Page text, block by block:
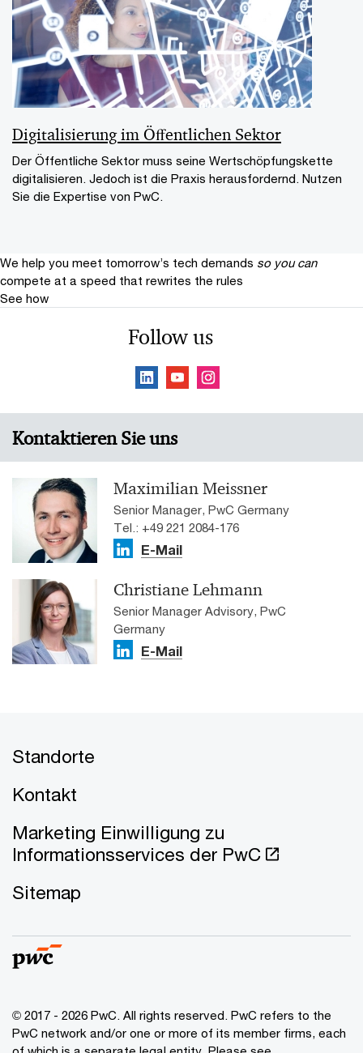
Digitalisierung im Öﬀentlichen Sektor
Der Öffentliche Sektor muss seine Wertschöpfungskette
digitalisieren. Jedoch ist die Praxis herausfordernd. Nutzen
Sie die Expertise von PwC.
We help you meet tomorrow’s tech demands so you can
compete at a speed that rewrites the rules
See how
Follow us
Kontaktieren Sie uns
Maximilian Meissner
Senior Manager, PwC Germany
Tel.: +49 221 2084-176
E-Mail
Christiane Lehmann
Senior Manager Advisory, PwC
Germany
E-Mail
Standorte
Kontakt
Marketing Einwilligung zu
Informationsservices der PwC
Sitemap
© 2017 - 2026 PwC. All rights reserved. PwC refers to the
PwC network and/or one or more of its member firms, each